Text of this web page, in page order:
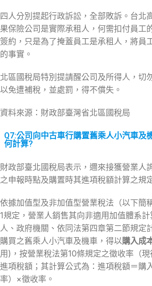
四人分別提起行政訴訟，全部敗訴。台北
果保險公司是實際承租人，何需扣付員工
簽約，只是為了掩蓋員工是承租人，將員
的事實。
北區國稅局特別提請醒公司及所得人，切
以免遭補稅，並處罰，得不償失。
資料來源：財政部臺灣省北區國稅局
Q7:公司向中古車行購置舊乘人小汽車及
何計算?
財政部臺北國稅局表示，邇來接獲營業人
之申報時點及購置時其進項稅額計算之規
依據加值型及非加值型營業稅法（以下簡
1規定，營業人銷售其向非適用加值體系
人、政府機關、依同法第四章第二節規定
購買之舊乘人小汽車及機車，得以購入成
用)，按營業稅法第10條規定之徵收率（
進項稅額；其計算公式為：進項稅額＝購
率）×徵收率。